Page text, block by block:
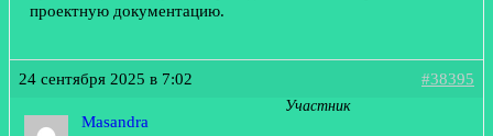
проектную документацию.
24 сентября 2025 в 7:02 #38395
Masandra
Участник